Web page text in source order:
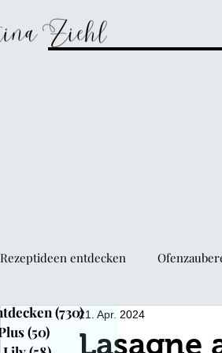
Rezeptideen entdecken
WürzFreunde Pampered Chef®
Lasagne
21. Apr. 2024
(730)730 Beiträge
(50) 50 Beiträge